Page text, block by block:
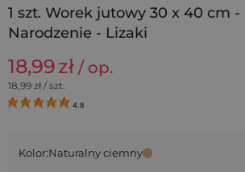
1 szt. Worek jutowy 30 x 40 cm -
Narodzenie - Lizaki
18,99zł / op.
18,99 zł / szt.
4.8
Kolor:Naturalny ciemny